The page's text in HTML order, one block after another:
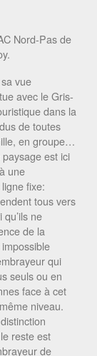
Nord-Pas de
vue
avec le Gris-
dans la
de toutes
en groupe…
est ici
une
fixe:
tous vers
ne
de la
qui
seuls ou en
face à cet
niveau.
reste est
de